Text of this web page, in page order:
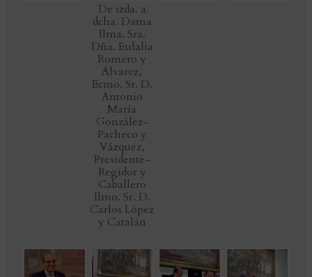
De izda. a
dcha. Dama
Ilma. Sra.
Dña. Eulalia
Romero y
Álvarez,
Ecmo. Sr. D.
Antonio
María
González-
Pacheco y
Vázquez,
Presidente-
Regidor y
Caballero
Ilmo. Sr. D.
Carlos López
y Catalán